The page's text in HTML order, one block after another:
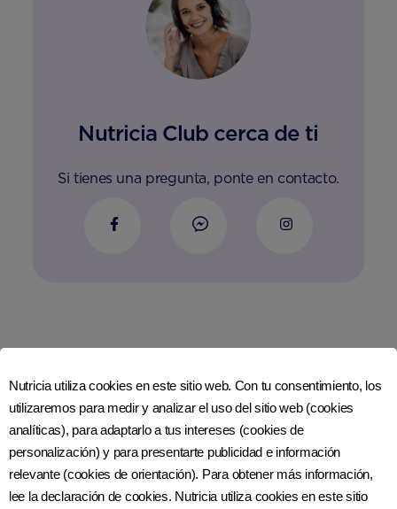
Nutricia Club cerca de ti
Si tienes una pregunta, ponte en contacto.
Más de Nutriciaclub Guatemala
CONTÁCTANOS
¿CÓMO ESTÁ HECHA NUTRILON?
Nutricia utiliza cookies en este sitio web. Con tu consentimiento, los
utilizaremos para medir y analizar el uso del sitio web (cookies
analíticas), para adaptarlo a tus intereses (cookies de
personalización) y para presentarte publicidad e información
relevante (cookies de orientación). Para obtener más información,
lee la declaración de cookies. Nutricia utiliza cookies en este sitio